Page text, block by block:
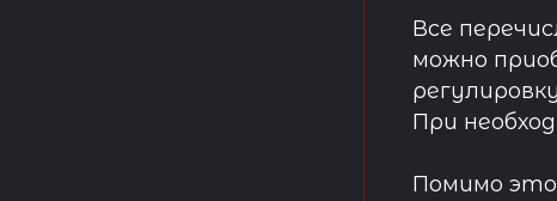
Все
можно
При
Помимо